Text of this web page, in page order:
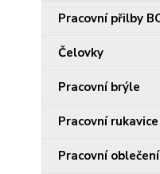
Pracovní přilby
Čelovky
Pracovní brýle
Pracovní rukavice
Pracovní oblečení